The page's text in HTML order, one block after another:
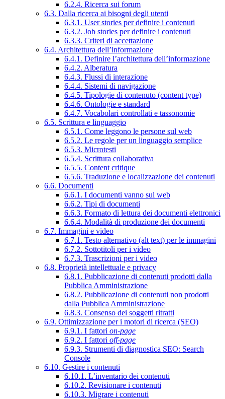
6.2.4. Ricerca sui forum
6.3. Dalla ricerca ai bisogni degli utenti
6.3.1. User stories per definire i contenuti
6.3.2. Job stories per definire i contenuti
6.3.3. Criteri di accettazione
6.4. Architettura dell’informazione
6.4.1. Definire l’architettura dell’informazione
6.4.2. Alberatura
6.4.3. Flussi di interazione
6.4.4. Sistemi di navigazione
6.4.5. Tipologie di contenuto (content type)
6.4.6. Ontologie e standard
6.4.7. Vocabolari controllati e tassonomie
6.5. Scrittura e linguaggio
6.5.1. Come leggono le persone sul web
6.5.2. Le regole per un linguaggio semplice
6.5.3. Microtesti
6.5.4. Scrittura collaborativa
6.5.5. Content critique
6.5.6. Traduzione e localizzazione dei contenuti
6.6. Documenti
6.6.1. I documenti vanno sul web
6.6.2. Tipi di documenti
6.6.3. Formato di lettura dei documenti elettronici
6.6.4. Modalità di produzione dei documenti
6.7. Immagini e video
6.7.1. Testo alternativo (alt text) per le immagini
6.7.2. Sottotitoli per i video
6.7.3. Trascrizioni per i video
6.8. Proprietà intellettuale e privacy
6.8.1. Pubblicazione di contenuti prodotti dalla
Pubblica Amministrazione
6.8.2. Pubblicazione di contenuti non prodotti
dalla Pubblica Amministrazione
6.8.3. Consenso dei soggetti ritratti
6.9. Ottimizzazione per i motori di ricerca (SEO)
6.9.1. I fattori on-page
6.9.2. I fattori off-page
6.9.3. Strumenti di diagnostica SEO: Search
Console
6.10. Gestire i contenuti
6.10.1. L’inventario dei contenuti
6.10.2. Revisionare i contenuti
6.10.3. Migrare i contenuti